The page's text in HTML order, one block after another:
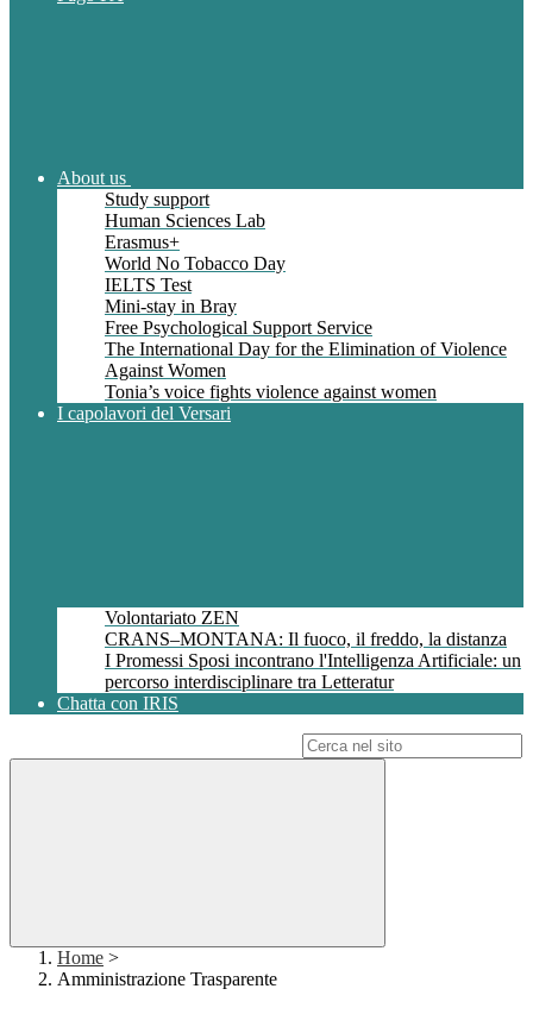
About us
Study support
Human Sciences Lab
Erasmus+
World No Tobacco Day
IELTS Test
Mini-stay in Bray
Free Psychological Support Service
The International Day for the Elimination of Violence
Against Women
Tonia’s voice fights violence against women
I capolavori del Versari
Volontariato ZEN
CRANS–MONTANA: Il fuoco, il freddo, la distanza
I Promessi Sposi incontrano l'Intelligenza Artificiale: un
percorso interdisciplinare tra Letteratur
Chatta con IRIS
Home >
Amministrazione Trasparente